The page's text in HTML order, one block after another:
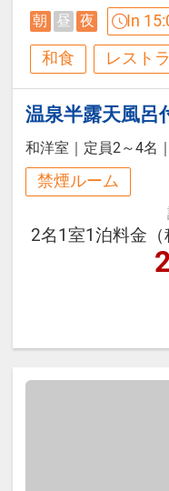
オープン
グにて
和洋バイ
す。
■営業時間
【お食事
ベジタリ
四季折々
席料理と
喫。
初めての
ル・ファ
様におす
箱根の自
中で、温
としたひ
朝 昼 夜 In
和食 レスト
和洋室 ｜ 定員2～4名 ｜
禁煙ルーム
2名1室1泊料金（